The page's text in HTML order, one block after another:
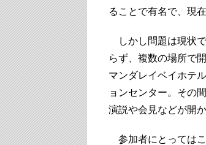
ることで有名で、現
しかし問題は現状
らず、複数の場所で
マンダレイベイホテ
ョンセンター。その
演説や会見などが開か
参加者にとっては